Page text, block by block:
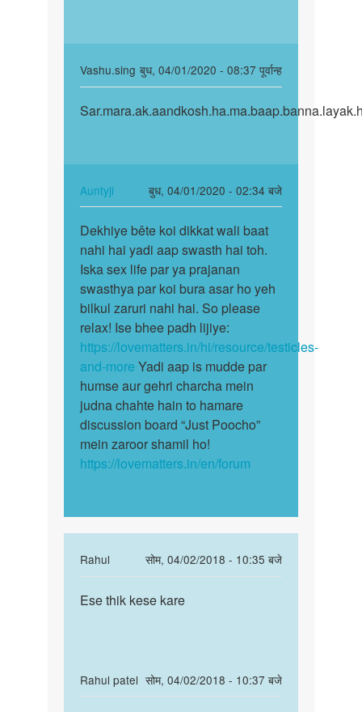
Vashu.sing बुध, 04/01/2020 - 08:37 पूर्वान्ह
In
reply
to
sperm
banana…
by
Auntyji
Sar.mara.ak.aandkosh.ha.ma…
Auntyji
बुध, 04/01/2020 - 02:34 बजे
reply
to
Sar.mara.ak.aandkosh.ha.ma…
by
Vashu.sing
Dekhiye
bête
koi
dikkat
wali…
Dekhiye bête koi dikkat wali baat
nahi hai yadi aap swasth hai toh.
Iska sex life par ya prajanan
swasthya par koi bura asar ho yeh
bilkul zaruri nahi hai. So please
relax! Ise bhee padh lijiye:
https://lovematters.in/hi/resource/testicles-
and-more Yadi aap is mudde par
humse aur gehri charcha mein
judna chahte hain to hamare
discussion board “Just Poocho”
mein zaroor shamil ho!
https://lovematters.in/en/forum
Rahul
सोम, 04/02/2018 - 10:35 बजे
reply
to
बेटे.
एक…
Ese
Ese thik kese kare
Rahul patel सोम, 04/02/2018 - 10:37 बजे
In
reply